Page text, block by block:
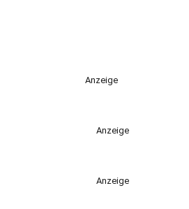
Anzeige
Anzeige
Anzeige